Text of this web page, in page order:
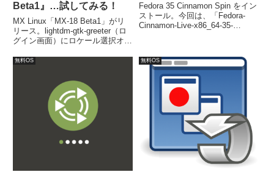
Beta1』…試してみる！
MX Linux「MX-18 Beta1」がリ
リース。lightdm-gtk-greeter（ロ
グイン画面）にロケール選択オプ
問題は、メインリポジトリの
ルに対して構築されない可能性が
Fedora 35 Cinnamon Spin をイン
ストール。今回は、「Fedora-
Cinnamon-Live-x86_64-35-
無料OS 無料OS